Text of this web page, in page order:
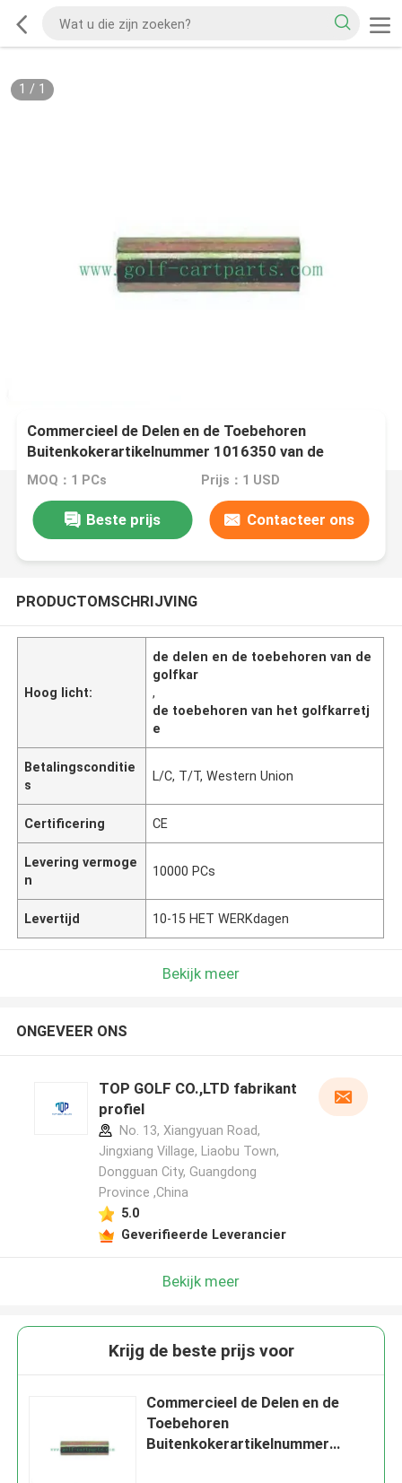
1 / 1
Commercieel de Delen en de Toebehoren
Buitenkokerartikelnummer 1016350 van de
Golfkar
MOQ：1 PCs Prijs：1 USD
Beste prijs Contacteer ons
PRODUCTOMSCHRIJVING
Hoog licht:
de delen en de toebehoren van de
golfkar
,
de toebehoren van het golfkarretj
e
Betalingsconditie
s
L/C, T/T, Western Union
Certificering CE
Levering vermoge
n
10000 PCs
Levertijd 10-15 HET WERKdagen
Bekijk meer
ONGEVEER ONS
TOP GOLF CO.,LTD fabrikant
profiel
No. 13, Xiangyuan Road,
Jingxiang Village, Liaobu Town,
Dongguan City, Guangdong
Province ,China
5.0
Geverifieerde Leverancier
Bekijk meer
Krijg de beste prijs voor
Commercieel de Delen en de
Toebehoren
Buitenkokerartikelnummer